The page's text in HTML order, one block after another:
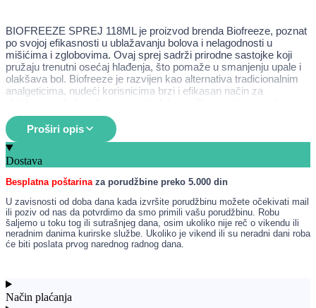
BIOFREEZE SPREJ 118ML je proizvod brenda Biofreeze, poznat
po svojoj efikasnosti u ublažavanju bolova i nelagodnosti u
mišićima i zglobovima. Ovaj sprej sadrži prirodne sastojke koji
pružaju trenutni osećaj hlađenja, što pomaže u smanjenju upale i
olakšava bol. Biofreeze je razvijen kao alternativa tradicionalnim
analgeticima, nudeći korisnicima brzi i efikasan način za
sportiste, osobe koje se bave fizičkim radom, kao i za sve one koji
pate od hroničnih bolova.
Namena
Smanjenje upale i otoka
Pomoć kod povreda izazvanih naporom ili prekomernim
korišćenjem
Olakšanje simptoma artritisa i drugih hroničnih stanja
Podrška u oporavku nakon fizičkih aktivnosti ili sportskih
povreda
Način upotrebe
Proširi opis
Dostava
Besplatna poštarina za porudžbine preko 5.000 din
U zavisnosti od doba dana kada izvršite porudžbinu možete očekivati mail
ili poziv od nas da potvrdimo da smo primili vašu porudžbinu. Robu
šaljemo u toku tog ili sutrašnjeg dana, osim ukoliko nije reč o vikendu ili
neradnim danima kurirske službe. Ukoliko je vikend ili su neradni dani roba
će biti poslata prvog narednog radnog dana.
Način plaćanja